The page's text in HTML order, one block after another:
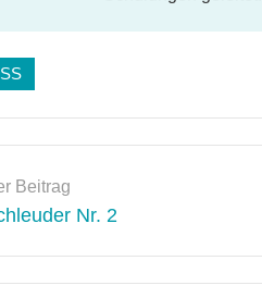
Beitrag
Nr. 2